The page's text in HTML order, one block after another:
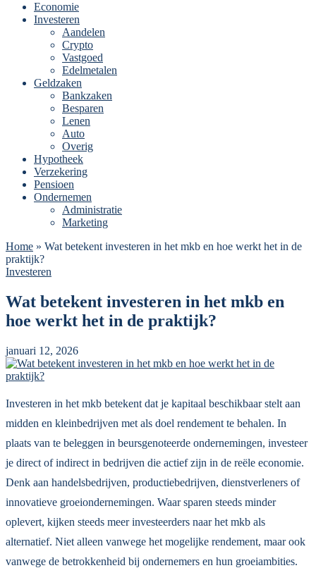
Economie
Investeren
Aandelen
Crypto
Vastgoed
Edelmetalen
Geldzaken
Bankzaken
Besparen
Lenen
Auto
Overig
Hypotheek
Verzekering
Pensioen
Ondernemen
Administratie
Marketing
Home » Wat betekent investeren in het mkb en hoe werkt het in de
praktijk?
Investeren
Wat betekent investeren in het mkb en
hoe werkt het in de praktijk?
januari 12, 2026
Investeren in het mkb betekent dat je kapitaal beschikbaar stelt aan
midden en kleinbedrijven met als doel rendement te behalen. In
plaats van te beleggen in beursgenoteerde ondernemingen, investeer
je direct of indirect in bedrijven die actief zijn in de reële economie.
Denk aan handelsbedrijven, productiebedrijven, dienstverleners of
innovatieve groeiondernemingen. Waar sparen steeds minder
oplevert, kijken steeds meer investeerders naar het mkb als
alternatief. Niet alleen vanwege het mogelijke rendement, maar ook
vanwege de betrokkenheid bij ondernemers en hun groeiambities.